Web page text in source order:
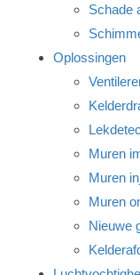
Schade
Oplossingen
Muren
Muren
Muren
Nieuwe